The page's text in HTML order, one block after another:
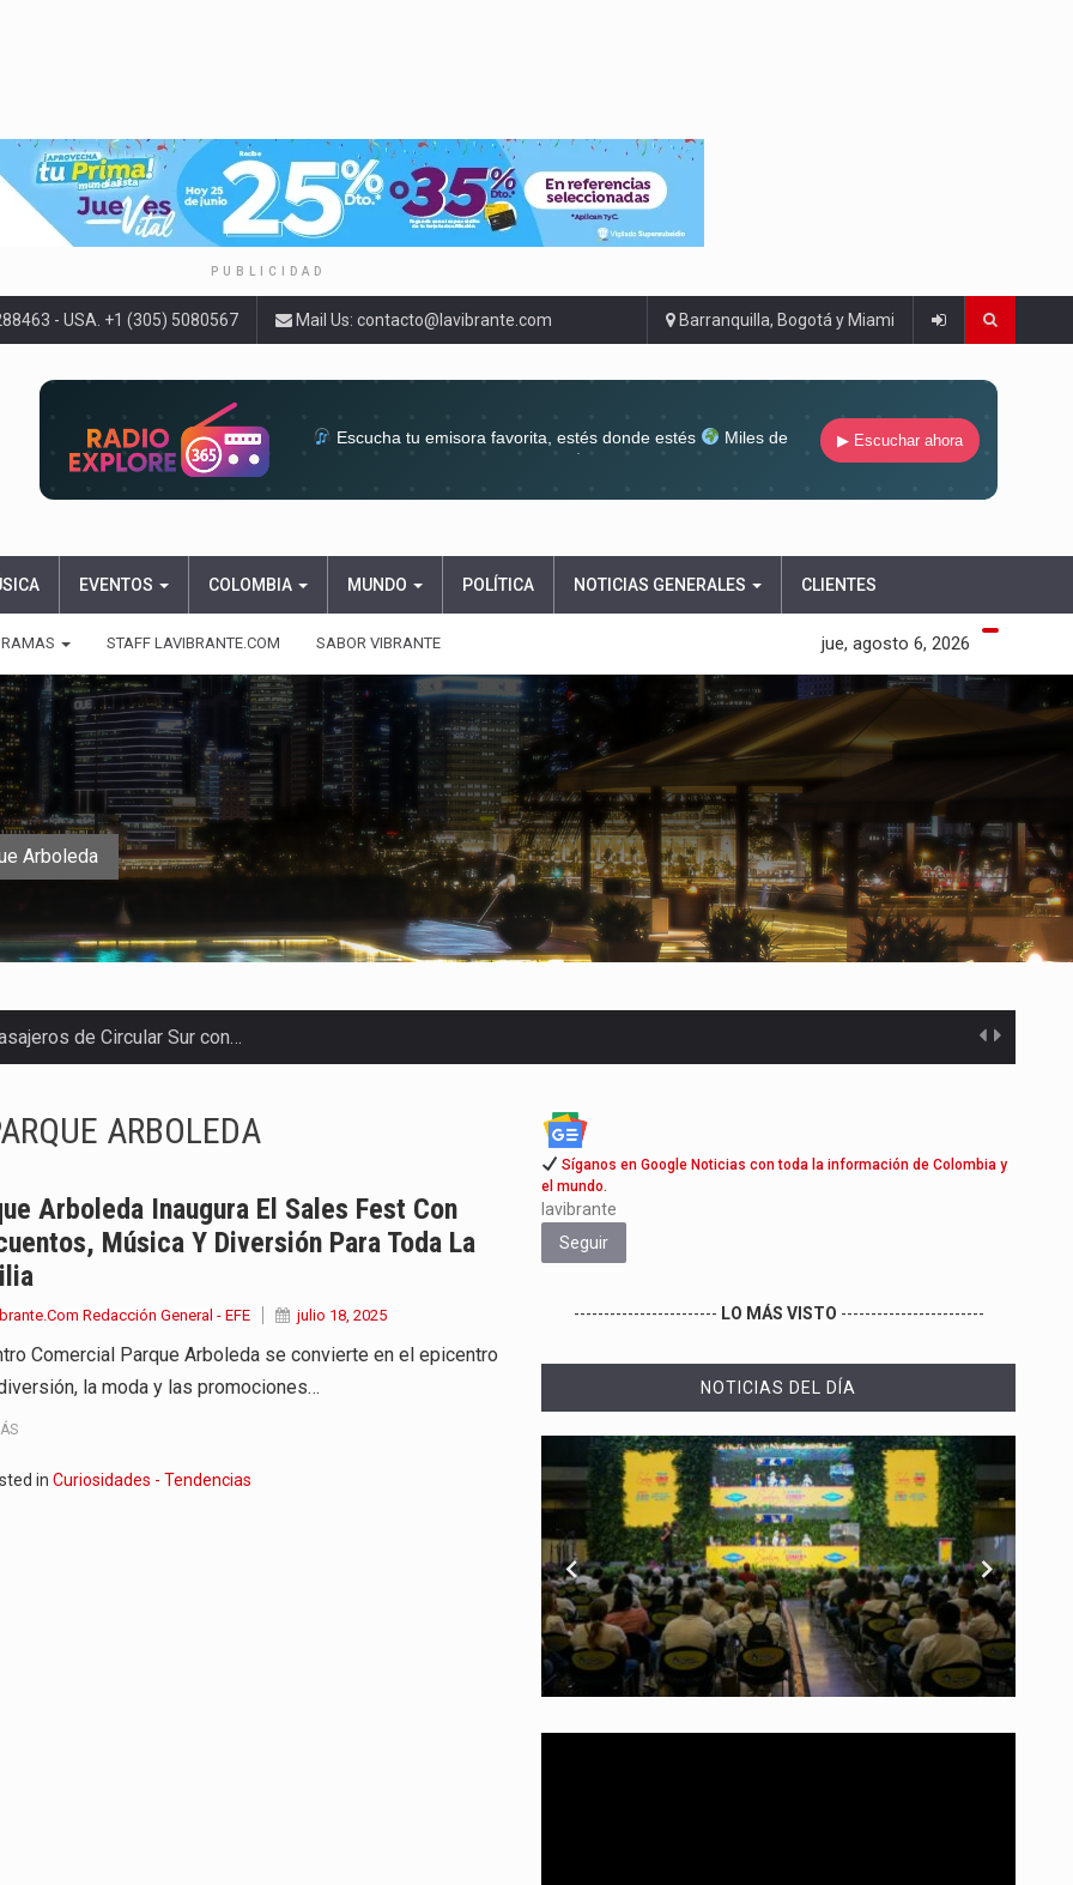
PUBLICIDAD
- USA. +1 (305) 5080567 Mail Us: contacto@lavibrante.com Barranquilla, Bogotá y Miami
Escucha tu emisora favorita, estés donde estés
Miles de
▶ Escuchar ahora
EVENTOS COLOMBIA MUNDO POLÍTICA NOTICIAS GENERALES CLIENTES
STAFF LAVIBRANTE.COM SABOR VIBRANTE jue, agosto 6, 2026
Arboleda
de Circular Sur con…
recibir una nueva edición…
que trabajan por…
versión de su segundo…
años de soledad de Gabriel…
por Dago García cuenta…
presenta una nueva edición…
en Bogotá con un…
ARBOLEDA
Arboleda Inaugura El Sales Fest Con
Música Y Diversión Para Toda La
Redacción General - EFE julio 18, 2025
Comercial Parque Arboleda se convierte en el epicentro
la moda y las promociones…
in Curiosidades - Tendencias
Síganos en Google Noticias con toda la información de Colombia y
el mundo.
lavibrante
Seguir
------------------------ LO MÁS VISTO ------------------------
NOTICIAS DEL DÍA